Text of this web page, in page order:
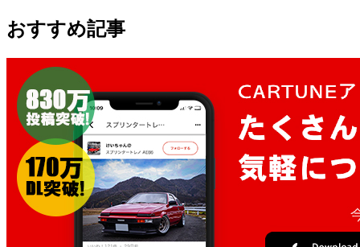
おすすめ記事